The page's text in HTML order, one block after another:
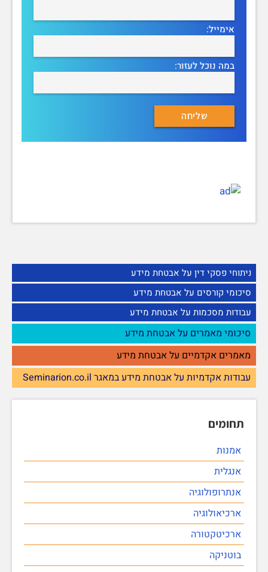
ניתוחי פסקי דין על אבטחת מידע
סיכומי קורסים על אבטחת מידע
עבודות מסכמות על אבטחת מידע
סיכומי מאמרים על אבטחת מידע
מאמרים אקדמיים על אבטחת מידע
עבודות אקדמיות על אבטחת מידע במאגר Seminarion.co.il
תחומים
אמנות
אנגלית
אנתרופולוגיה
ארכיאולוגיה
ארכיטקטורה
בוטניקה
אימייל:
במה נוכל לעזור: